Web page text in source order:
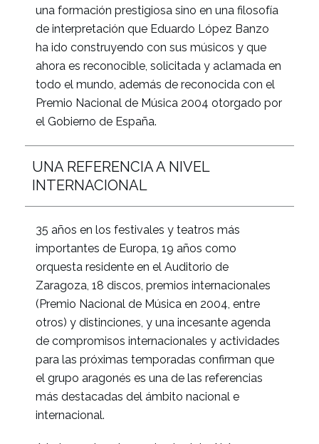
una formación prestigiosa sino en una filosofía
de interpretación que Eduardo López Banzo
ha ido construyendo con sus músicos y que
ahora es reconocible, solicitada y aclamada en
todo el mundo, además de reconocida con el
Premio Nacional de Música 2004 otorgado por
el Gobierno de España.
UNA REFERENCIA A NIVEL
INTERNACIONAL
35 años en los festivales y teatros más
importantes de Europa, 19 años como
orquesta residente en el Auditorio de
Zaragoza, 18 discos, premios internacionales
(Premio Nacional de Música en 2004, entre
otros) y distinciones, y una incesante agenda
de compromisos internacionales y actividades
para las próximas temporadas confirman que
el grupo aragonés es una de las referencias
más destacadas del ámbito nacional e
internacional.